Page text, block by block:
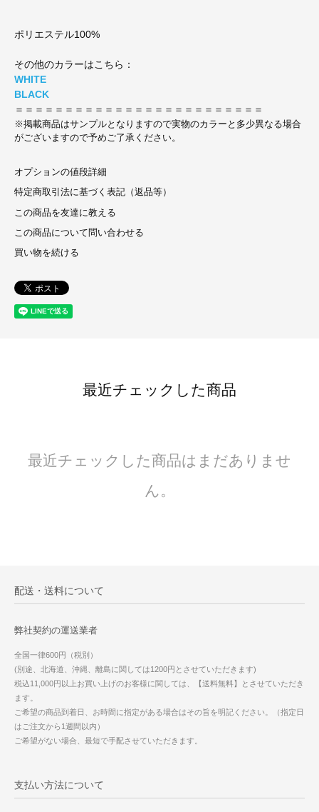
ポリエステル100%
その他のカラーはこちら：
WHITE
BLACK
＝＝＝＝＝＝＝＝＝＝＝＝＝＝＝＝＝＝＝＝＝＝＝＝＝
※掲載商品はサンプルとなりますので実物のカラーと多少異なる場合
がございますので予めご了承ください。
オプションの値段詳細
特定商取引法に基づく表記（返品等）
この商品を友達に教える
この商品について問い合わせる
買い物を続ける
最近チェックした商品
最近チェックした商品はまだありませ
ん。
配送・送料について
弊社契約の運送業者
全国一律600円（税別）
(別途、北海道、沖縄、離島に関しては1200円とさせていただきます)
税込11,000円以上お買い上げのお客様に関しては、【送料無料】とさせていただき
ます。
ご希望の商品到着日、お時間に指定がある場合はその旨を明記ください。（指定日
はご注文から1週間以内）
ご希望がない場合、最短で手配させていただきます。
支払い方法について